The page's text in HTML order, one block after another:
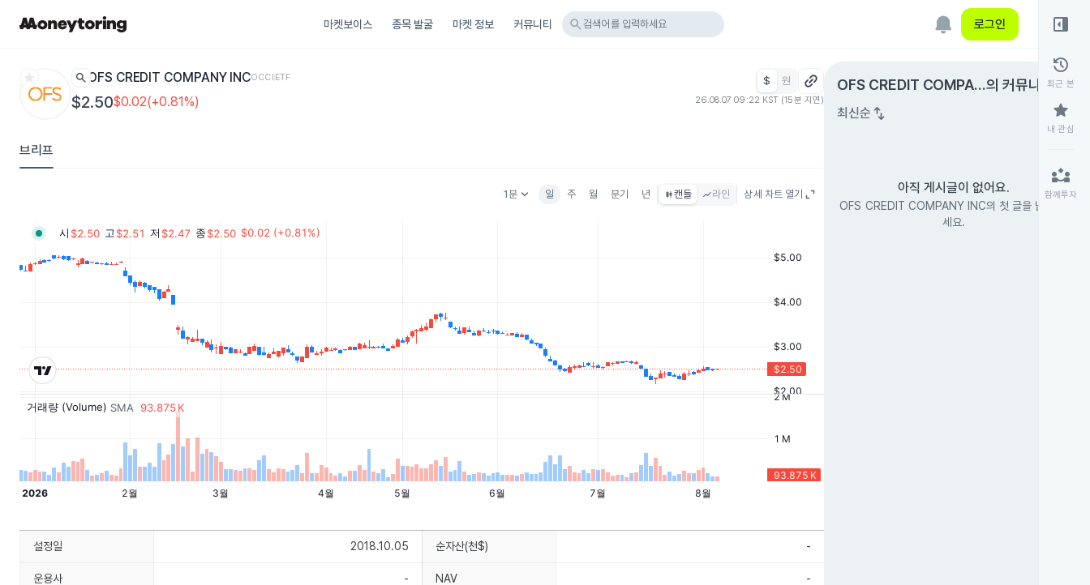
마켓보이스 종목 발굴 마켓 정보 커뮤니티 search 검색어를 입력하세요 로그인
star search OFS CREDIT COMPANY INCOCCIETF
$2.50$0.02(+0.81%)
$ 원
26.08.07 09:22 KST (15분 지연)
브리프
1분keyboard_arrow_down 일 주 월 분기 년 캔들 라인 상세 차트 열기
OFS CREDIT COMPAN
Y INC
의 커뮤니티expand_circle_right
최신순 swap_vert
아직 게시글이 없어요.
OFS CREDIT COMPANY INC의 첫 글을 남겨 보
세요.
right_panel_open
history
최근 본
star
내 관심
partner_exchange
함께투자